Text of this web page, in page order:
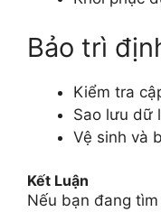
Bảo trì
Kiểm tra
Sao lưu dữ
Vệ sinh và
Kết Luận
Nếu bạn đang